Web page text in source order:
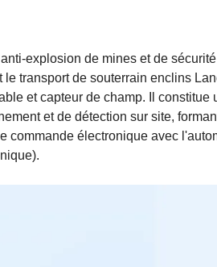
explosion de mines et de sécurité
transport de souterrain enclins
et capteur de champ. Il constitue
et de détection sur site,
commande électronique avec